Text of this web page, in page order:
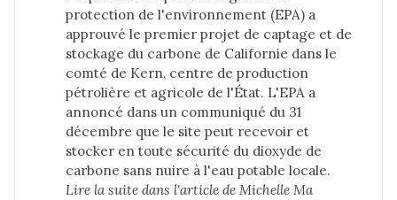
protection de l'environnement (EPA) a
approuvé le premier projet de captage et de
stockage du carbone de Californie dans le
comté de Kern, centre de production
pétrolière et agricole de l'État. L'EPA a
annoncé dans un communiqué du 31
décembre que le site peut recevoir et
stocker en toute sécurité du dioxyde de
carbone sans nuire à l'eau potable locale.
Lire la suite dans l'article de Michelle Ma